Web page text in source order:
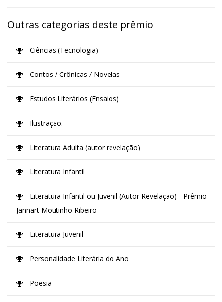
Outras categorias deste prêmio
Ciências (Tecnologia)
Contos / Crônicas / Novelas
Estudos Literários (Ensaios)
Ilustração.
Literatura Adulta (autor revelação)
Literatura Infantil
Literatura Infantil ou Juvenil (Autor Revelação) - Prêmio
Jannart Moutinho Ribeiro
Literatura Juvenil
Personalidade Literária do Ano
Poesia